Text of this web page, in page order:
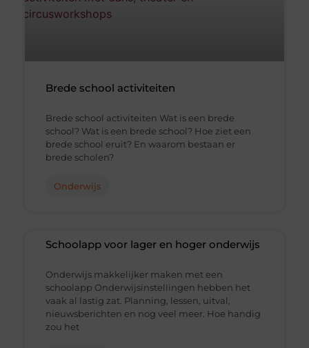
Brede school activiteiten
Brede school activiteiten Wat is een brede
school? Wat is een brede school? Hoe ziet een
brede school eruit? En waarom bestaan er
brede scholen?
Onderwijs
Schoolapp voor lager en hoger onderwijs
Onderwijs makkelijker maken met een
schoolapp Onderwijsinstellingen hebben het
vaak al lastig zat. Planning, lessen, uitval,
nieuwsberichten en nog veel meer. Hoe handig
zou het